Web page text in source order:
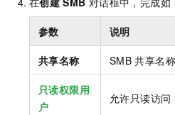
参数 说明
共享名称 SMB 共享名称
只读权限用
户
允许只读访问